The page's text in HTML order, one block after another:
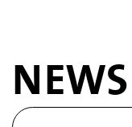
NEWS